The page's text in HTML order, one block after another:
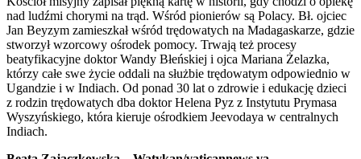
nad ludźmi chorymi na trąd. Wśród pionierów są Polacy. Bł. ojciec
Jan Beyzym zamieszkał wśród trędowatych na Madagaskarze, gdzie
stworzył wzorcowy ośrodek pomocy. Trwają też procesy
beatyfikacyjne doktor Wandy Błeńskiej i ojca Mariana Żelazka,
którzy całe swe życie oddali na służbie trędowatym odpowiednio w
Ugandzie i w Indiach. Od ponad 30 lat o zdrowie i edukację dzieci
z rodzin trędowatych dba doktor Helena Pyz z Instytutu Prymasa
Wyszyńskiego, która kieruje ośrodkiem Jeevodaya w centralnych
Indiach.